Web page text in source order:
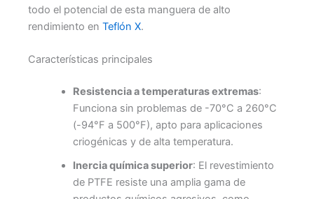
todo el potencial de esta manguera de alto
rendimiento en Teflón X.
Características principales
Resistencia a temperaturas extremas:
Funciona sin problemas de -70°C a 260°C
(-94°F a 500°F), apto para aplicaciones
criogénicas y de alta temperatura.
Inercia química superior: El revestimiento
de PTFE resiste una amplia gama de